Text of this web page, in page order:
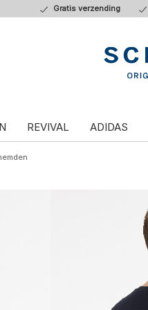
Gratis verzending
REVIVAL ADIDAS